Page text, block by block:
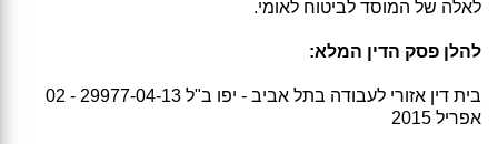
לאלה של המוסד לביטוח לאומי.
להלן פסק הדין המלא:
בית דין אזורי לעבודה בתל אביב - יפו ב"ל 29977-04-13 - 02
אפריל 2015